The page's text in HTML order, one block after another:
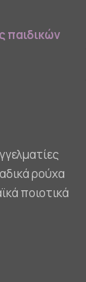
παιδικών
ρούχα
ποιοτικά